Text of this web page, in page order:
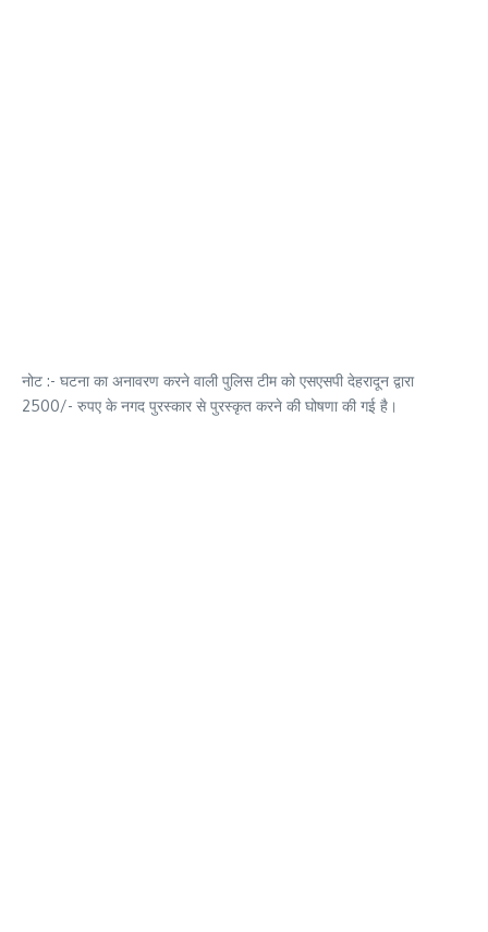
नोट :- घटना का अनावरण करने वाली पुलिस टीम को एसएसपी देहरादून द्वारा
2500/- रुपए के नगद पुरस्कार से पुरस्कृत करने की घोषणा की गई है।